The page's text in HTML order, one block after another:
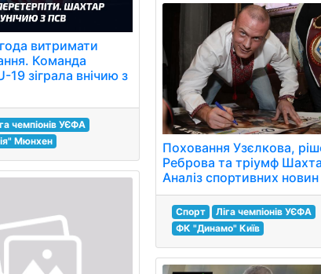
витримати
Команда
19 зіграла внічию з
чемпіонів УЄФА
Мюнхен
Поховання Узєлкова,
Реброва та тріумф
Аналіз спортивних новин
Спорт
Ліга чемпіонів УЄФА
ФК "Динамо" Київ